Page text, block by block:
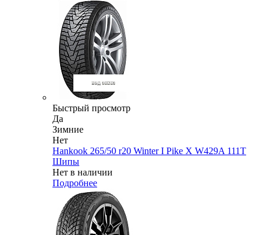
Быстрый просмотр
Да
Зимние
Нет
Hankook 265/50 r20 Winter I Pike X W429A 111T
Шипы
Нет в наличии
Подробнее